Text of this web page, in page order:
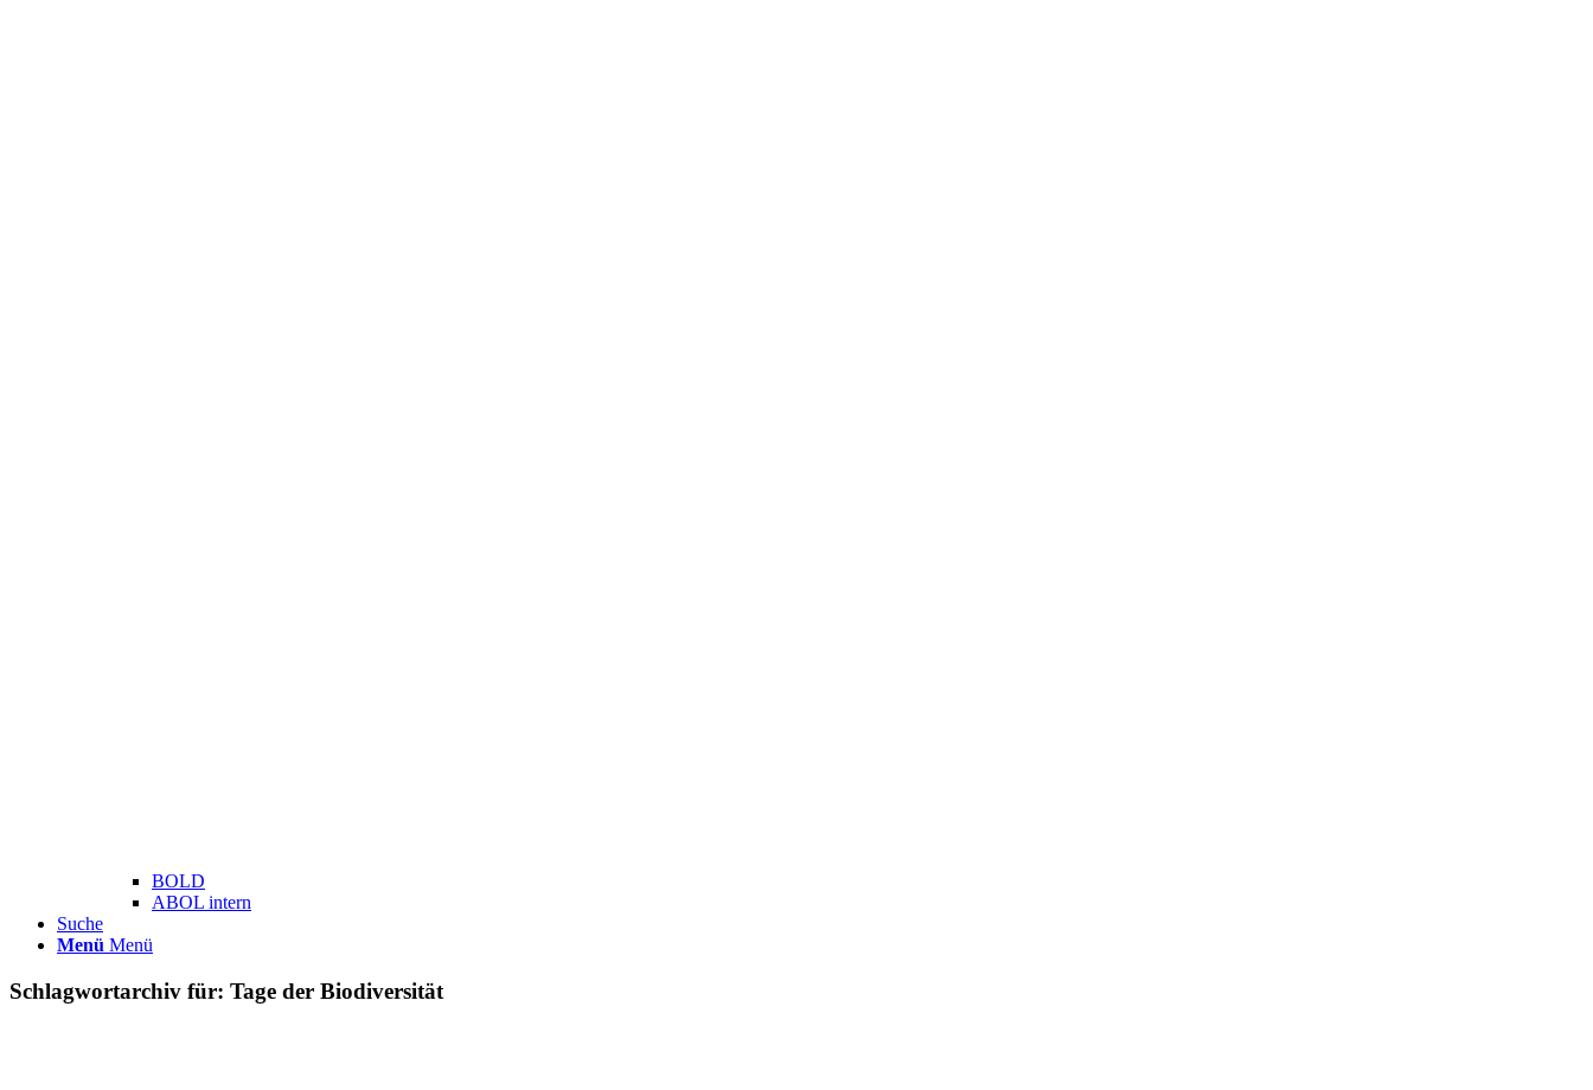
BOLD
ABOL intern
Suche
Menü Menü
Schlagwortarchiv für: Tage der Biodiversität